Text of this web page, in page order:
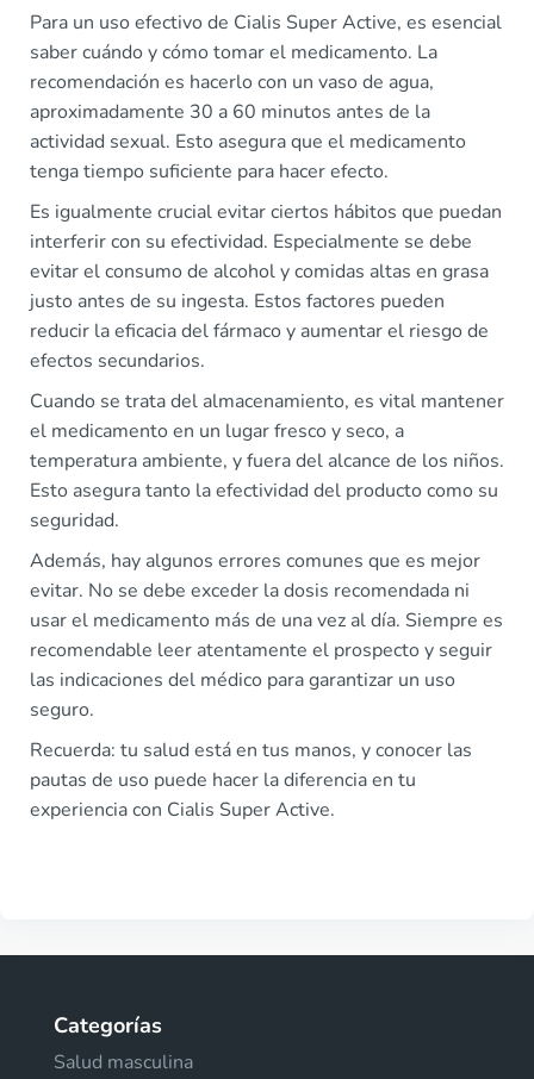
Para un uso efectivo de Cialis Super Active, es esencial
saber cuándo y cómo tomar el medicamento. La
recomendación es hacerlo con un vaso de agua,
aproximadamente 30 a 60 minutos antes de la
actividad sexual. Esto asegura que el medicamento
tenga tiempo suficiente para hacer efecto.
Es igualmente crucial evitar ciertos hábitos que puedan
interferir con su efectividad. Especialmente se debe
evitar el consumo de alcohol y comidas altas en grasa
justo antes de su ingesta. Estos factores pueden
reducir la eficacia del fármaco y aumentar el riesgo de
efectos secundarios.
Cuando se trata del almacenamiento, es vital mantener
el medicamento en un lugar fresco y seco, a
temperatura ambiente, y fuera del alcance de los niños.
Esto asegura tanto la efectividad del producto como su
seguridad.
Además, hay algunos errores comunes que es mejor
evitar. No se debe exceder la dosis recomendada ni
usar el medicamento más de una vez al día. Siempre es
recomendable leer atentamente el prospecto y seguir
las indicaciones del médico para garantizar un uso
seguro.
Recuerda: tu salud está en tus manos, y conocer las
pautas de uso puede hacer la diferencia en tu
experiencia con Cialis Super Active.
Categorías
Salud masculina